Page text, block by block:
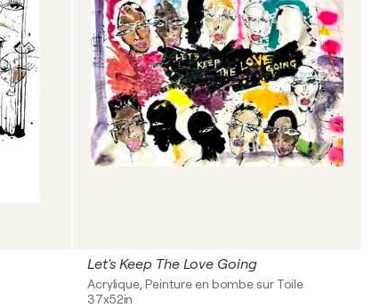
Let's Keep The Love Going
Acrylique, Peinture en bombe sur Toile
37x52in